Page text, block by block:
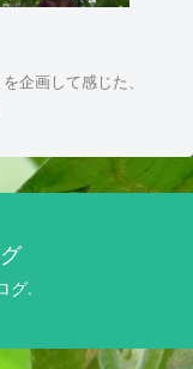
企画して感じた、
グ.